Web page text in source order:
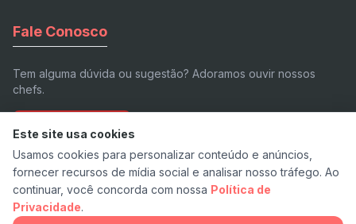
Fale Conosco
Tem alguma dúvida ou sugestão? Adoramos ouvir nossos
chefs.
Enviar E-mail
© 2026 Receita.app - Feito com ❤️ e pimenta.
Este site usa cookies
Usamos cookies para personalizar conteúdo e anúncios,
fornecer recursos de mídia social e analisar nosso tráfego. Ao
continuar, você concorda com nossa Política de
Privacidade.